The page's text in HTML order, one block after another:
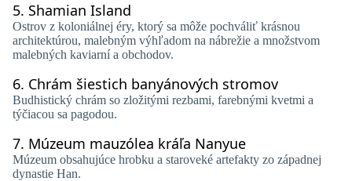
5. Shamian Island
Ostrov z koloniálnej éry, ktorý sa môže pochváliť krásnou
architektúrou, malebným výhľadom na nábrežie a množstvom
malebných kaviarní a obchodov.
6. Chrám šiestich banyánových stromov
Budhistický chrám so zložitými rezbami, farebnými kvetmi a
týčiacou sa pagodou.
7. Múzeum mauzólea kráľa Nanyue
Múzeum obsahujúce hrobku a staroveké artefakty zo západnej
dynastie Han.